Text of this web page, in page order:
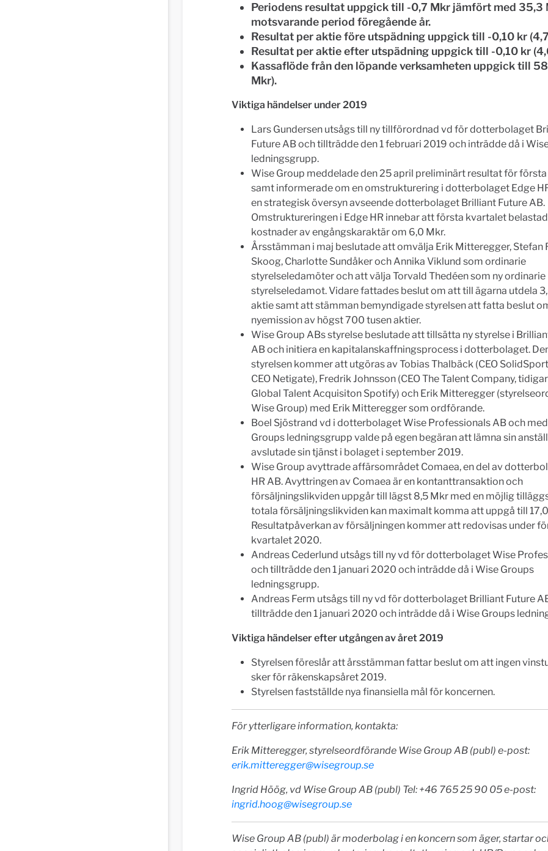
Periodens resultat uppgick till -0,7 Mkr jämfört med 35,3
motsvarande period föregående år.
Resultat per aktie före utspädning uppgick till -0,10 kr
Resultat per aktie efter utspädning uppgick till -0,10 kr
Kassaflöde från den löpande verksamheten uppgick till
Mkr).
Viktiga händelser under 2019
Lars Gundersen utsågs till ny tillförordnad vd för dotterbolaget
Future AB och tillträdde den 1 februari 2019 och inträdde då i
ledningsgrupp.
Wise Group meddelade den 25 april preliminärt resultat för
samt informerade om en omstrukturering i dotterbolaget Edge
en strategisk översyn avseende dotterbolaget Brilliant Future AB.
Omstruktureringen i Edge HR innebar att första kvartalet
kostnader av engångskaraktär om 6,0 Mkr.
Årsstämman i maj beslutade att omvälja Erik Mitteregger, Stefan
Skoog, Charlotte Sundåker och Annika Viklund som ordinarie
styrelseledamöter och att välja Torvald Thedéen som ny ordinarie
styrelseledamot. Vidare fattades beslut om att till ägarna utdela
aktie samt att stämman bemyndigade styrelsen att fatta beslut
nyemission av högst 700 tusen aktier.
Wise Group ABs styrelse beslutade att tillsätta ny styrelse i
AB och initiera en kapitalanskaffningsprocess i dotterbolaget.
styrelsen kommer att utgöras av Tobias Thalbäck (CEO
CEO Netigate), Fredrik Johnsson (CEO The Talent Company,
Global Talent Acquisiton Spotify) och Erik Mitteregger
Wise Group) med Erik Mitteregger som ordförande.
Boel Sjöstrand vd i dotterbolaget Wise Professionals AB och
Groups ledningsgrupp valde på egen begäran att lämna sin
avslutade sin tjänst i bolaget i september 2019.
Wise Group avyttrade affärsområdet Comaea, en del av
HR AB. Avyttringen av Comaea är en kontanttransaktion och
försäljningslikviden uppgår till lägst 8,5 Mkr med en möjlig
totala försäljningslikviden kan maximalt komma att uppgå till
Resultatpåverkan av försäljningen kommer att redovisas under
kvartalet 2020.
Andreas Cederlund utsågs till ny vd för dotterbolaget Wise
och tillträdde den 1 januari 2020 och inträdde då i Wise Groups
ledningsgrupp.
Andreas Ferm utsågs till ny vd för dotterbolaget Brilliant Future
tillträdde den 1 januari 2020 och inträdde då i Wise Groups
Viktiga händelser efter utgången av året 2019
Styrelsen föreslår att årsstämman fattar beslut om att ingen
sker för räkenskapsåret 2019.
Styrelsen fastställde nya finansiella mål för koncernen.
För ytterligare information, kontakta:
Erik Mitteregger, styrelseordförande Wise Group AB (publ) e-post:
erik.mitteregger@wisegroup.se
Ingrid Höög, vd Wise Group AB (publ) Tel: +46 765 25 90 05e-post:
ingrid.hoog@wisegroup.se
Wise Group AB (publ) är moderbolag i en koncern som äger, startar